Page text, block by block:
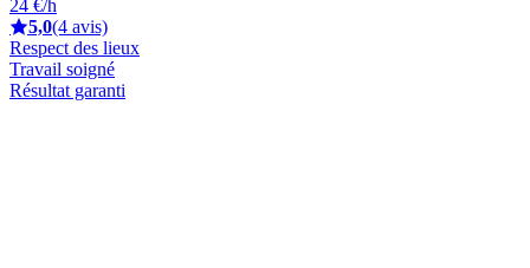
24 €/h
5,0(4 avis)
Respect des lieux
Travail soigné
Résultat garanti